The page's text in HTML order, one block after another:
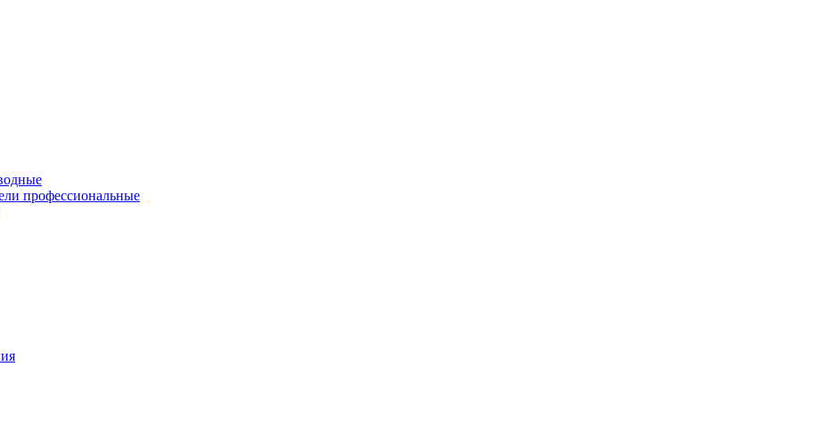
профессиональные